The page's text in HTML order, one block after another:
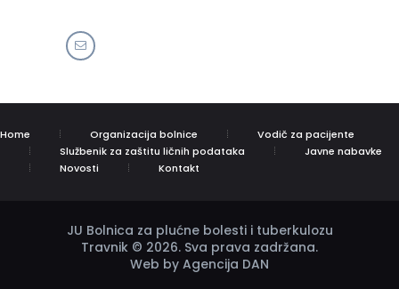
Home Organizacija bolnice
Vodič za pacijente
Službenik za zaštitu ličnih podataka
Javne nabavke
Novosti
Kontakt
JU Bolnica za plućne bolesti i tuberkulozu
Travnik © 2026. Sva prava zadržana.
Web by Agencija DAN